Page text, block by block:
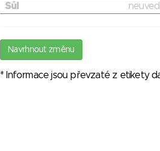
Sůl
Navrhnout změnu
* Informace jsou převzaté z etikety